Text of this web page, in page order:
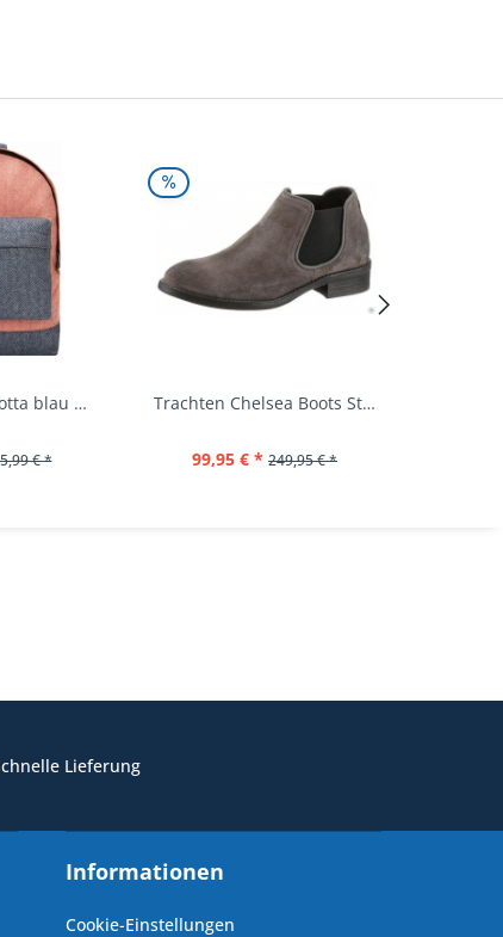
Rucksack terracotta blau navy Mi-Pac...
€ *
Trachten Chelsea Boots Stiefel Fürstenstein...
99,95 € * 249,95 € *
Lieferung
Informationen
Cookie-Einstellungen